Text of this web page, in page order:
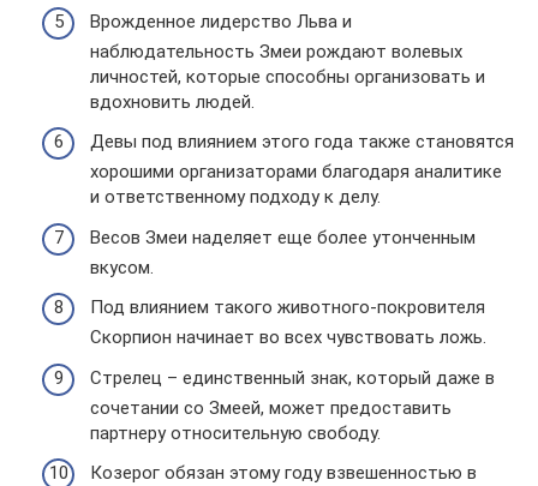
Врожденное лидерство Льва и
наблюдательность Змеи рождают волевых
личностей, которые способны организовать и
вдохновить людей.
Девы под влиянием этого года также становятся
хорошими организаторами благодаря аналитике
и ответственному подходу к делу.
Весов Змеи наделяет еще более утонченным
вкусом.
Под влиянием такого животного-покровителя
Скорпион начинает во всех чувствовать ложь.
Стрелец – единственный знак, который даже в
сочетании со Змеей, может предоставить
партнеру относительную свободу.
Козерог обязан этому году взвешенностью в